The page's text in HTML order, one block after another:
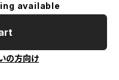
available
の方向け